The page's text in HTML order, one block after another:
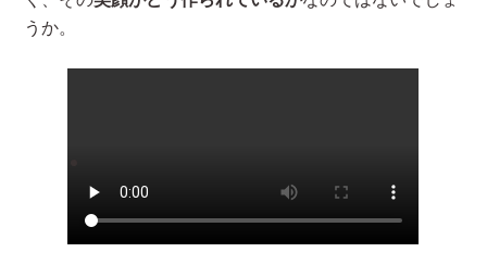
うか。